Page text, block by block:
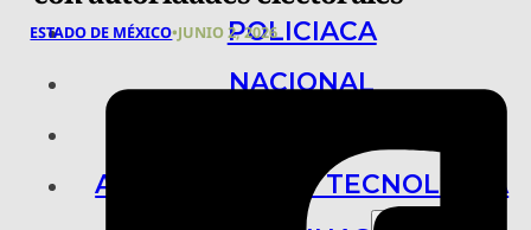
POLICIACA
NACIONAL
ARTE, CIENCIA Y TECNOLOGÍA
ESTADO DE MÉXICO•JUNIO 2, 2026